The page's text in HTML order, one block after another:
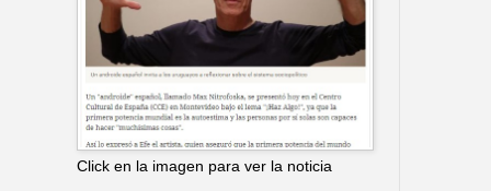
Click en la imagen para ver la noticia